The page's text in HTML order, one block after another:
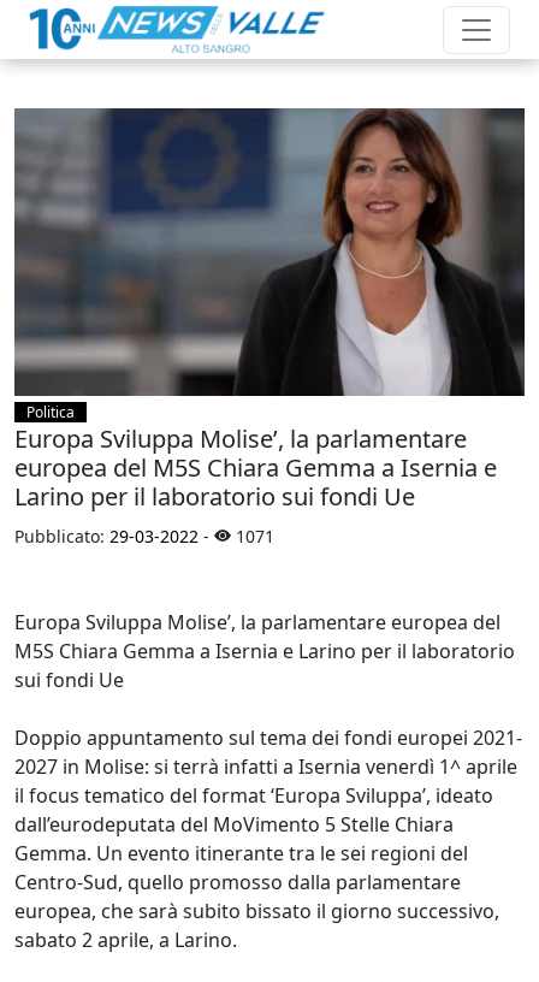
Politica
Europa Sviluppa Molise’, la parlamentare
europea del M5S Chiara Gemma a Isernia e
Larino per il laboratorio sui fondi Ue
Pubblicato: 29-03-2022 - 1071
Europa Sviluppa Molise’, la parlamentare europea del
M5S Chiara Gemma a Isernia e Larino per il laboratorio
sui fondi Ue
Doppio appuntamento sul tema dei fondi europei 2021-
2027 in Molise: si terrà infatti a Isernia venerdì 1^ aprile
il focus tematico del format ‘Europa Sviluppa’, ideato
dall’eurodeputata del MoVimento 5 Stelle Chiara
Gemma. Un evento itinerante tra le sei regioni del
Centro-Sud, quello promosso dalla parlamentare
europea, che sarà subito bissato il giorno successivo,
sabato 2 aprile, a Larino.